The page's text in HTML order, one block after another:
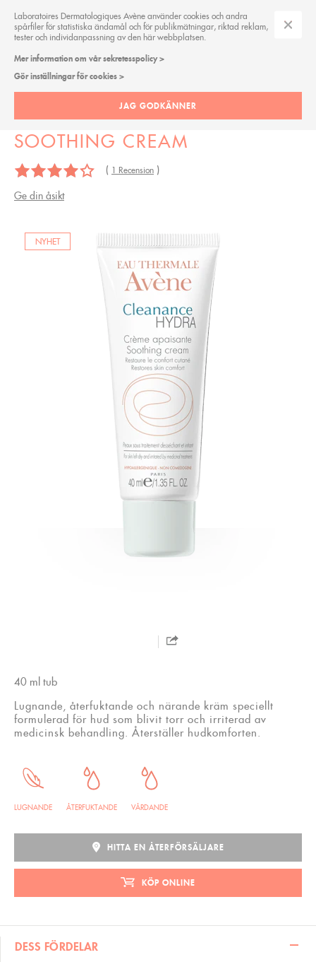
Laboratoires Dermatologiques Avène använder cookies och andra
spårfiler för statistiska ändamål och för publikmätningar, riktad reklam,
tester och individanpassning av den här webbplatsen.
Mer information om vår sekretesspolicy >
Gör inställningar för cookies >
JAG GODKÄNNER
CLEANANCE
CLEANANCE HYDRA
SOOTHING CREAM
( 1 Recension )
Ge din åsikt
NYHET
40 ml tub
Lugnande, återfuktande och närande kräm speciellt
formulerad för hud som blivit torr och irriterad av
medicinsk behandling. Återställer hudkomforten.
LUGNANDE ÅTERFUKTANDE VÅRDANDE
HITTA EN ÅTERFÖRSÄLJARE
KÖP ONLINE
DESS FÖRDELAR